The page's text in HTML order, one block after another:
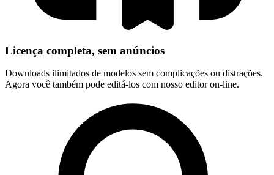
Licença completa, sem anúncios
Downloads ilimitados de modelos sem complicações ou distrações.
Agora você também pode editá-los com nosso editor on-line.